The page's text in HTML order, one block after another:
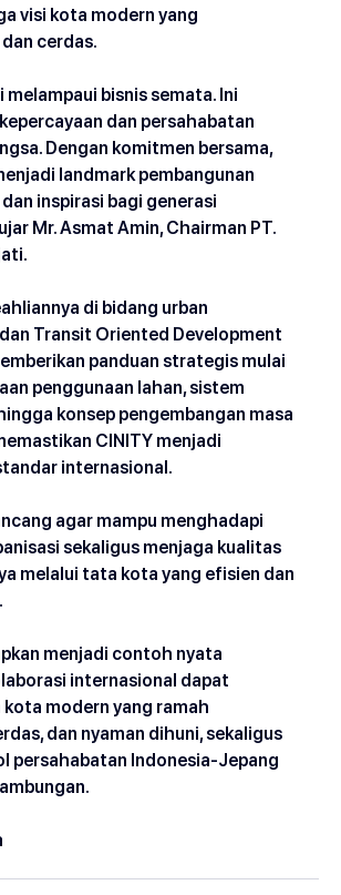
visi kota modern yang
cerdas.
melampaui bisnis semata. Ini
dan persahabatan
Dengan komitmen bersama,
landmark pembangunan
inspirasi bagi generasi
Mr. Asmat Amin, Chairman PT.
di bidang urban
Transit Oriented Development
panduan strategis mulai
penggunaan lahan, sistem
konsep pengembangan masa
CINITY menjadi
internasional.
agar mampu menghadapi
sekaligus menjaga kualitas
melalui tata kota yang efisien dan
menjadi contoh nyata
internasional dapat
modern yang ramah
dan nyaman dihuni, sekaligus
persahabatan Indonesia-Jepang